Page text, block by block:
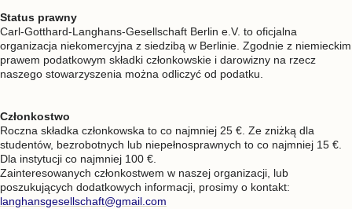
Status prawny
Carl-Gotthard-Langhans-Gesellschaft Berlin e.V. to oficjalna
organizacja niekomercyjna z siedzibą w Berlinie. Zgodnie z niemieckim
prawem podatkowym składki członkowskie i darowizny na rzecz
naszego stowarzyszenia można odliczyć od podatku.
Członkostwo
Roczna składka członkowska to co najmniej 25 €. Ze zniżką dla
studentów, bezrobotnych lub niepełnosprawnych to co najmniej 15 €.
Dla instytucji co najmniej 100 €.
Zainteresowanych członkostwem w naszej organizacji, lub
poszukujących dodatkowych informacji, prosimy o kontakt:
langhansgesellschaft@gmail.com